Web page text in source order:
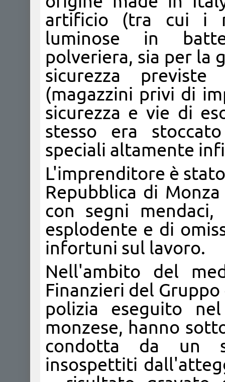
artificio (tra cui i
luminose in
polveriera, sia per la
sicurezza
(magazzini privi di
sicurezza e vie di
stesso era
speciali altamente
L'imprenditore è
Repubblica di
con segni
esplodente e di
infortuni sul lavoro.
Nell'ambito del
Finanzieri del
polizia eseguito
monzese, hanno
condotta da un
insospettiti